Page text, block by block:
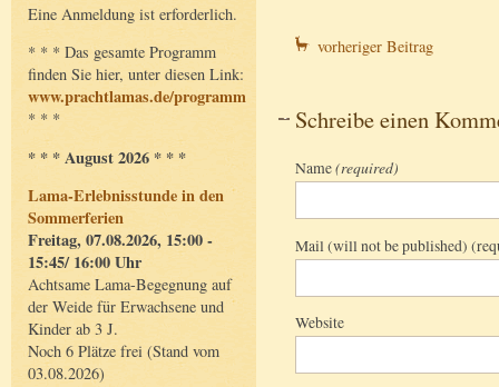
Eine Anmeldung ist erforderlich.
* * * Das gesamte Programm
finden Sie hier, unter diesen Link:
www.prachtlamas.de/programm
* * *
* * * August 2026 * * *
Lama-Erlebnisstunde in den
Sommerferien
Freitag, 07.08.2026, 15:00 -
15:45/ 16:00 Uhr
Achtsame Lama-Begegnung auf
der Weide für Erwachsene und
Kinder ab 3 J.
Noch 6 Plätze frei (Stand vom
03.08.2026)
vorheriger Beitrag
Schreibe einen
Name(required)
Mail (will not be published)
Website